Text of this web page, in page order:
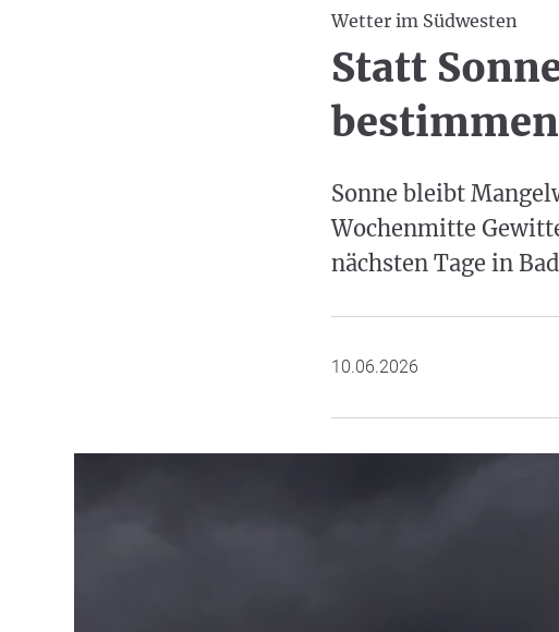
Wetter im Südwesten
Statt
Sonne bleibt
Wochenmitte
nächsten Tage in
10.06.2026